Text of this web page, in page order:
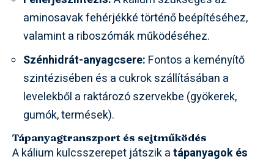
aminosavak fehérjékké történő beépítéséhez,
valamint a riboszómák működéséhez.
Szénhidrát-anyagcsere: Fontos a keményítő
szintézisében és a cukrok szállításában a
levelekből a raktározó szervekbe (gyökerek,
gumók, termések).
Tápanyagtranszport és sejtműködés
A kálium kulcsszerepet játszik atápanyagok és